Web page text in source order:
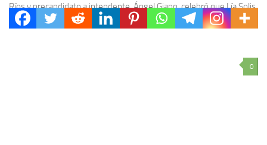
Ríos y precandidato a intendente, Ángel Giano, celebró que Lía Solis,
actual concejal de la...
0